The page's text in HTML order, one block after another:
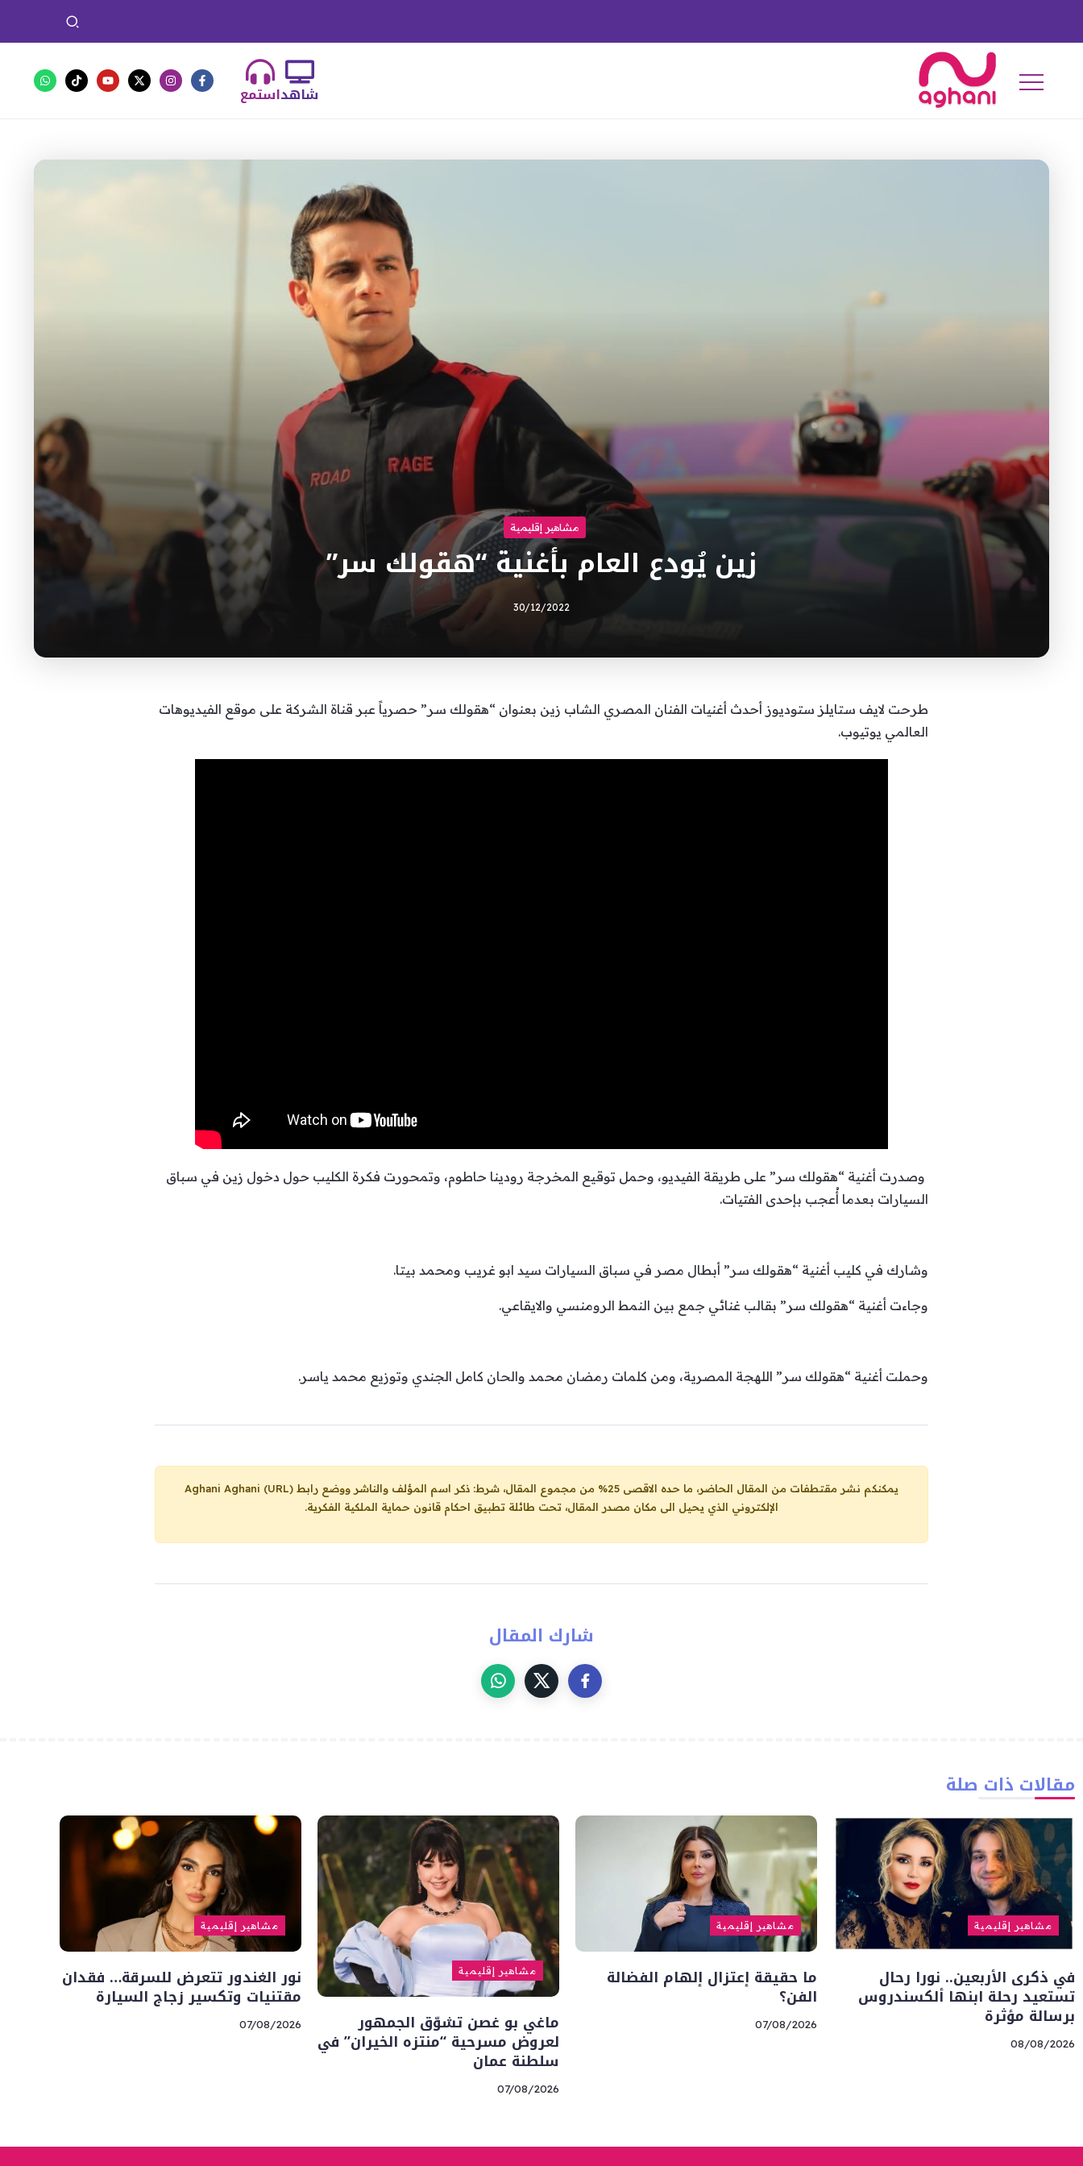
استمعشاهد
مشاهير إقليمية
زين يُودع العام بأغنية “هقولك سر”
30/12/2022
طرحت لايف ستايلز ستوديوز أحدث أغنيات الفنان المصري الشاب زين بعنوان “هقولك سر” حصرياً عبر قناة الشركة على موقع الفيديوهات
العالمي يوتيوب.
وصدرت أغنية “هقولك سر” على طريقة الفيديو، وحمل توقيع المخرجة رودينا حاطوم، وتمحورت فكرة الكليب حول دخول زين في سباق
السيارات بعدما أُعجب بإحدى الفتيات.
وشارك في كليب أغنية “هقولك سر” أبطال مصر في سباق السيارات سيد ابو غريب ومحمد بيتا.
وجاءت أغنية “هقولك سر” بقالب غنائي جمع بين النمط الرومنسي والايقاعي.
وحملت أغنية “هقولك سر” اللهجة المصرية، ومن كلمات رمضان محمد والحان كامل الجندي وتوزيع محمد ياسر.
يمكنكم نشر مقتطفات من المقال الحاضر، ما حده الاقصى 25% من مجموع المقال، شرط: ذكر اسم المؤلف والناشر ووضع رابط
Aghani Aghani (URL)
الإلكتروني الذي يحيل الى مكان مصدر المقال، تحت طائلة تطبيق احكام قانون حماية الملكية الفكرية.
شارك المقال
مقالات ذات صلة
مشاهير إقليمية
في ذكرى الأربعين.. نورا رحال
تستعيد رحلة ابنها ألكسندروس
برسالة مؤثرة
08/08/2026
مشاهير إقليمية
ما حقيقة إعتزال إلهام الفضالة
الفن؟
07/08/2026
مشاهير إقليمية
ماغي بو غصن تشوّق الجمهور
لعروض مسرحية “منتزه الخيران” في
سلطنة عمان
07/08/2026
مشاهير إقليمية
نور الغندور تتعرض للسرقة… فقدان
مقتنيات وتكسير زجاج السيارة
07/08/2026